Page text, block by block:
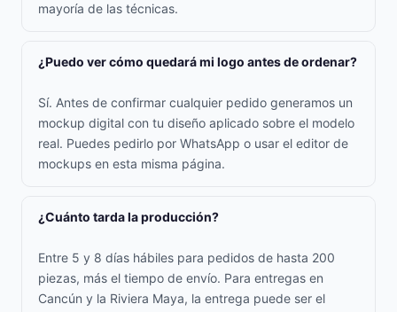
mayoría de las técnicas.
¿Puedo ver cómo quedará mi logo antes de ordenar?
Sí. Antes de confirmar cualquier pedido generamos un
mockup digital con tu diseño aplicado sobre el modelo
real. Puedes pedirlo por WhatsApp o usar el editor de
mockups en esta misma página.
¿Cuánto tarda la producción?
Entre 5 y 8 días hábiles para pedidos de hasta 200
piezas, más el tiempo de envío. Para entregas en
Cancún y la Riviera Maya, la entrega puede ser el